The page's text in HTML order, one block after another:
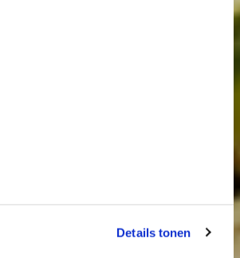
Details tonen
say
we say next